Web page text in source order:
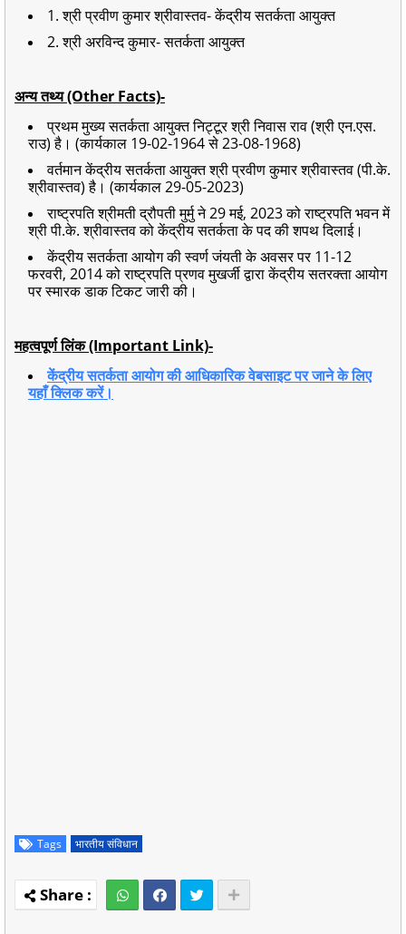
1. श्री प्रवीण कुमार श्रीवास्तव- केंद्रीय सतर्कता आयुक्त
2. श्री अरविन्द कुमार- सतर्कता आयुक्त
अन्य तथ्य (Other Facts)-
प्रथम मुख्य सतर्कता आयुक्त निट्टूर श्री निवास राव (श्री एन.एस.
राउ) है। (कार्यकाल 19-02-1964 से 23-08-1968)
वर्तमान केंद्रीय सतर्कता आयुक्त श्री प्रवीण कुमार श्रीवास्तव (पी.के.
श्रीवास्तव) है। (कार्यकाल 29-05-2023)
राष्ट्रपति श्रीमती द्रौपती मुर्मु ने 29 मई, 2023 को राष्ट्रपति भवन में
श्री पी.के. श्रीवास्तव को केंद्रीय सतर्कता के पद की शपथ दिलाई।
केंद्रीय सतर्कता आयोग की स्वर्ण जंयती के अवसर पर 11-12
फरवरी, 2014 को राष्ट्रपति प्रणव मुखर्जी द्वारा केंद्रीय सतरक्ता आयोग
पर स्मारक डाक टिकट जारी की।
महत्वपूर्ण लिंक (Important Link)-
केंद्रीय सतर्कता आयोग की आधिकारिक वेबसाइट पर जाने के लिए
यहाँ क्लिक करें।
Tags भारतीय संविधान